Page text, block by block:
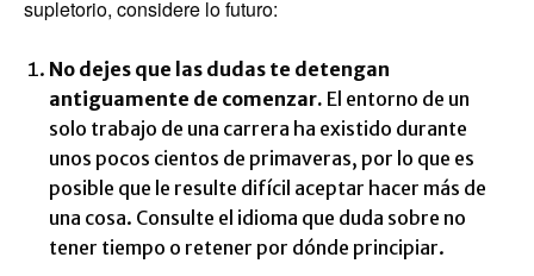
supletorio, considere lo futuro:
No dejes que las dudas te detengan
antiguamente de comenzar. El entorno de un
solo trabajo de una carrera ha existido durante
unos pocos cientos de primaveras, por lo que es
posible que le resulte difícil aceptar hacer más de
una cosa. Consulte el idioma que duda sobre no
tener tiempo o retener por dónde principiar.